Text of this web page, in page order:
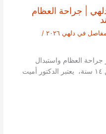
| جراحة العظام
في دلهي ٢٠٢٦
/
العظام واستبدال
المفاصل في دلهي. بخبرة أكثر من ١٤ سنة، يعتبر الدكتور أميت